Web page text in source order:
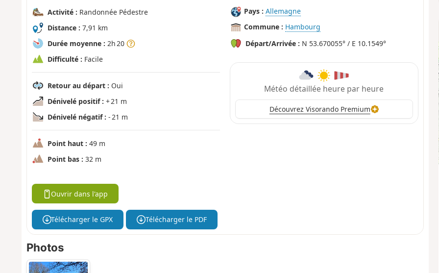
Activité : Randonnée Pédestre
Distance : 7,91 km
Durée moyenne : 2h 20
Difficulté : Facile
Retour au départ : Oui
Dénivelé positif : + 21 m
Dénivelé négatif : - 21 m
Point haut : 49 m
Point bas : 32 m
Pays : Allemagne
Commune : Hambourg
Départ/Arrivée : N 53.670055° / E 10.1549°
Météo détaillée heure par heure
Découvrez Visorando Premium
Ouvrir dans l'app
Télécharger le GPX Télécharger le PDF
Photos